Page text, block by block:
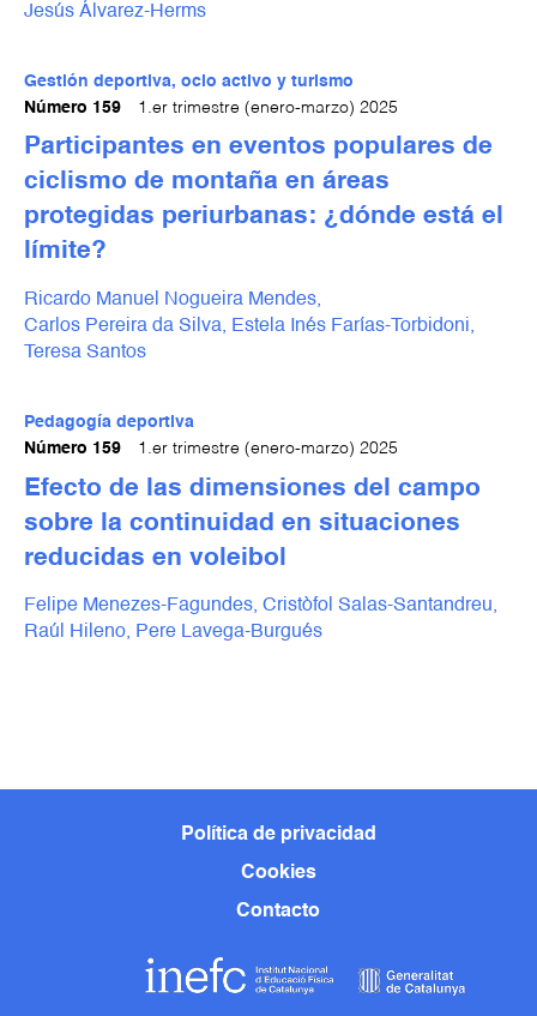
Jesús Álvarez-Herms
Gestión deportiva, ocio activo y turismo
Número 159
1.er trimestre (enero-marzo) 2025
Participantes en eventos populares de
ciclismo de montaña en áreas
protegidas periurbanas: ¿dónde está el
límite?
Ricardo Manuel Nogueira Mendes,
Carlos Pereira da Silva, Estela Inés Farías-Torbidoni,
Teresa Santos
Pedagogía deportiva
Número 159
1.er trimestre (enero-marzo) 2025
Efecto de las dimensiones del campo
sobre la continuidad en situaciones
reducidas en voleibol
Felipe Menezes-Fagundes, Cristòfol Salas-Santandreu,
Raúl Hileno, Pere Lavega-Burgués
Política de privacidad
Cookies
Contacto